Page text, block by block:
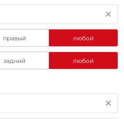
правый любой
задний любой